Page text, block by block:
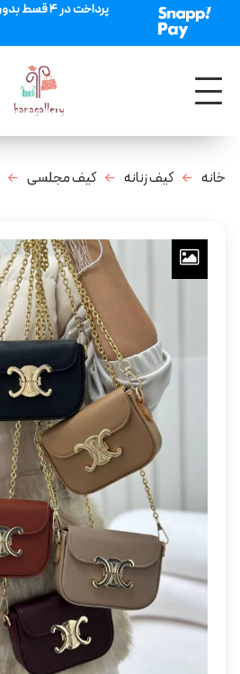
پرداخت در 4 قسط بدون 1 ریال سود و ضمانت
خانه کیف زنانه کیف مجلسی